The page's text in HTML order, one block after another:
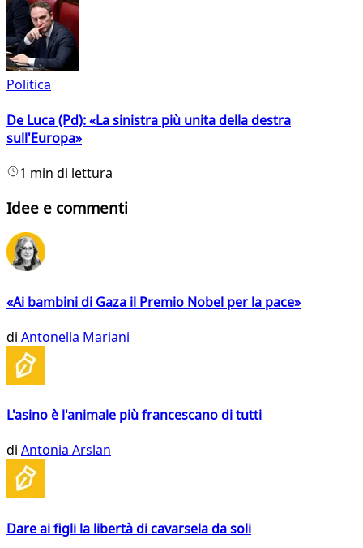
Politica
De Luca (Pd): «La sinistra più unita della destra
sull'Europa»
1 min di lettura
Idee e commenti
«Ai bambini di Gaza il Premio Nobel per la pace»
di Antonella Mariani
L'asino è l'animale più francescano di tutti
di Antonia Arslan
Dare ai figli la libertà di cavarsela da soli